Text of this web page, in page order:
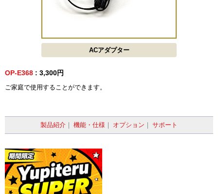
ACアダプター
OP-E368 : 3,300円
ご家庭で使用することができます。
製品紹介 ｜ 機能・仕様 ｜ オプション ｜ サポート